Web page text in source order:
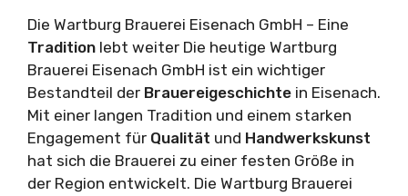
Die Wartburg Brauerei Eisenach GmbH – Eine
Tradition lebt weiter Die heutige Wartburg
Brauerei Eisenach GmbH ist ein wichtiger
Bestandteil der Brauereigeschichte in Eisenach.
Mit einer langen Tradition und einem starken
Engagement für Qualität und Handwerkskunst
hat sich die Brauerei zu einer festen Größe in
der Region entwickelt. Die Wartburg Brauerei